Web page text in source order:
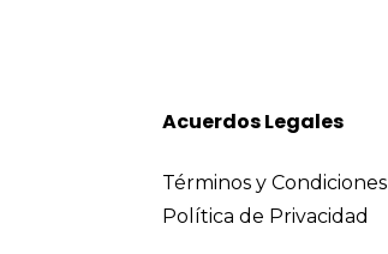
Acuerdos Legales
Términos y Condiciones
Política de Privacidad